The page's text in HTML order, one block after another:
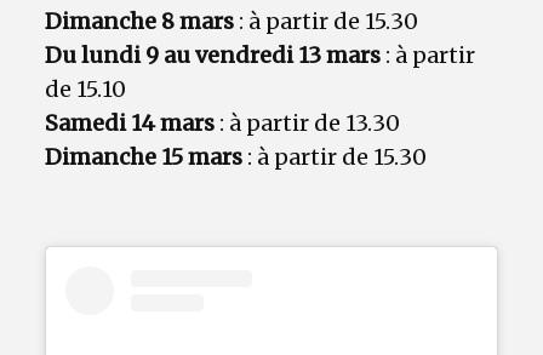
Dimanche 8 mars : à partir de 15.30
Du lundi 9 au vendredi 13 mars : à partir
de 15.10
Samedi 14 mars : à partir de 13.30
Dimanche 15 mars : à partir de 15.30